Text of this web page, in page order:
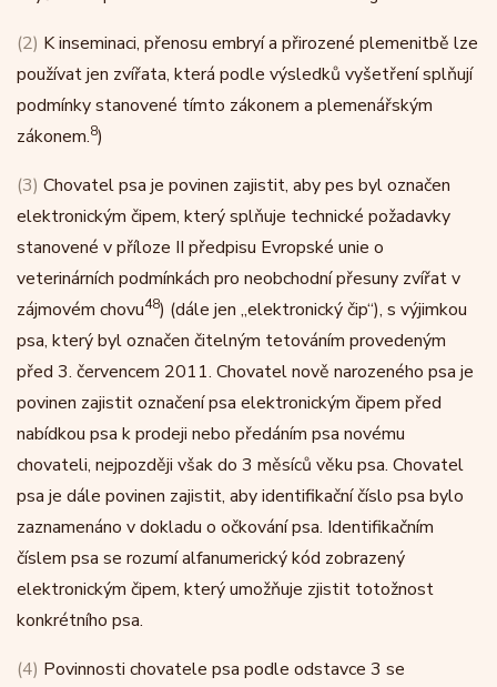
(2) K inseminaci, přenosu embryí a přirozené plemenitbě lze
používat jen zvířata, která podle výsledků vyšetření splňují
podmínky stanovené tímto zákonem a plemenářským
zákonem.8)
(3) Chovatel psa je povinen zajistit, aby pes byl označen
elektronickým čipem, který splňuje technické požadavky
stanovené v příloze II předpisu Evropské unie o
veterinárních podmínkách pro neobchodní přesuny zvířat v
zájmovém chovu48) (dále jen „elektronický čip“), s výjimkou
psa, který byl označen čitelným tetováním provedeným
před 3. červencem 2011. Chovatel nově narozeného psa je
povinen zajistit označení psa elektronickým čipem před
nabídkou psa k prodeji nebo předáním psa novému
chovateli, nejpozději však do 3 měsíců věku psa. Chovatel
psa je dále povinen zajistit, aby identifikační číslo psa bylo
zaznamenáno v dokladu o očkování psa. Identifikačním
číslem psa se rozumí alfanumerický kód zobrazený
elektronickým čipem, který umožňuje zjistit totožnost
konkrétního psa.
(4) Povinnosti chovatele psa podle odstavce 3 se